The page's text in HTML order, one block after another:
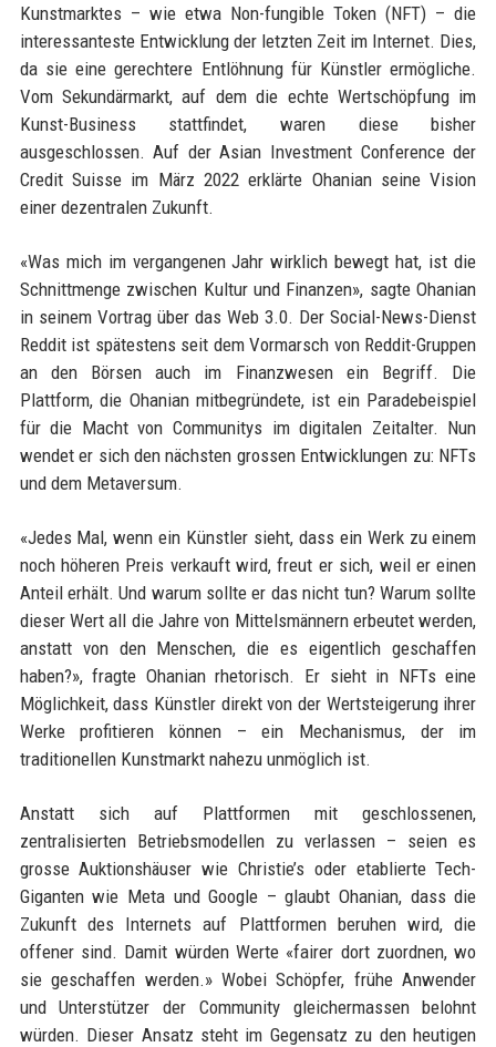
Kunstmarktes – wie etwa Non-fungible Token (NFT) – die
interessanteste Entwicklung der letzten Zeit im Internet. Dies,
da sie eine gerechtere Entlöhnung für Künstler ermögliche.
Vom Sekundärmarkt, auf dem die echte Wertschöpfung im
Kunst-Business stattfindet, waren diese bisher
ausgeschlossen. Auf der Asian Investment Conference der
Credit Suisse im März 2022 erklärte Ohanian seine Vision
einer dezentralen Zukunft.
«Was mich im vergangenen Jahr wirklich bewegt hat, ist die
Schnittmenge zwischen Kultur und Finanzen», sagte Ohanian
in seinem Vortrag über das Web 3.0. Der Social-News-Dienst
Reddit ist spätestens seit dem Vormarsch von Reddit-Gruppen
an den Börsen auch im Finanzwesen ein Begriff. Die
Plattform, die Ohanian mitbegründete, ist ein Paradebeispiel
für die Macht von Communitys im digitalen Zeitalter. Nun
wendet er sich den nächsten grossen Entwicklungen zu: NFTs
und dem Metaversum.
«Jedes Mal, wenn ein Künstler sieht, dass ein Werk zu einem
noch höheren Preis verkauft wird, freut er sich, weil er einen
Anteil erhält. Und warum sollte er das nicht tun? Warum sollte
dieser Wert all die Jahre von Mittelsmännern erbeutet werden,
anstatt von den Menschen, die es eigentlich geschaffen
haben?», fragte Ohanian rhetorisch. Er sieht in NFTs eine
Möglichkeit, dass Künstler direkt von der Wertsteigerung ihrer
Werke profitieren können – ein Mechanismus, der im
traditionellen Kunstmarkt nahezu unmöglich ist.
Anstatt sich auf Plattformen mit geschlossenen,
zentralisierten Betriebsmodellen zu verlassen – seien es
grosse Auktionshäuser wie Christie’s oder etablierte Tech-
Giganten wie Meta und Google – glaubt Ohanian, dass die
Zukunft des Internets auf Plattformen beruhen wird, die
offener sind. Damit würden Werte «fairer dort zuordnen, wo
sie geschaffen werden.» Wobei Schöpfer, frühe Anwender
und Unterstützer der Community gleichermassen belohnt
würden. Dieser Ansatz steht im Gegensatz zu den heutigen